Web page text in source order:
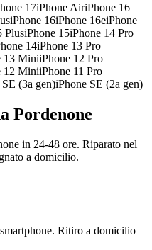
17iPhone AiriPhone 16
iPhone 16iPhone 16eiPhone
PlusiPhone 15iPhone 14 Pro
14iPhone 13 Pro
13 MiniiPhone 12 Pro
12 MiniiPhone 11 Pro
(3a gen)iPhone SE (2a gen)
Pordenone
in 24-48 ore. Riparato nel
a domicilio.
Ritiro a domicilio